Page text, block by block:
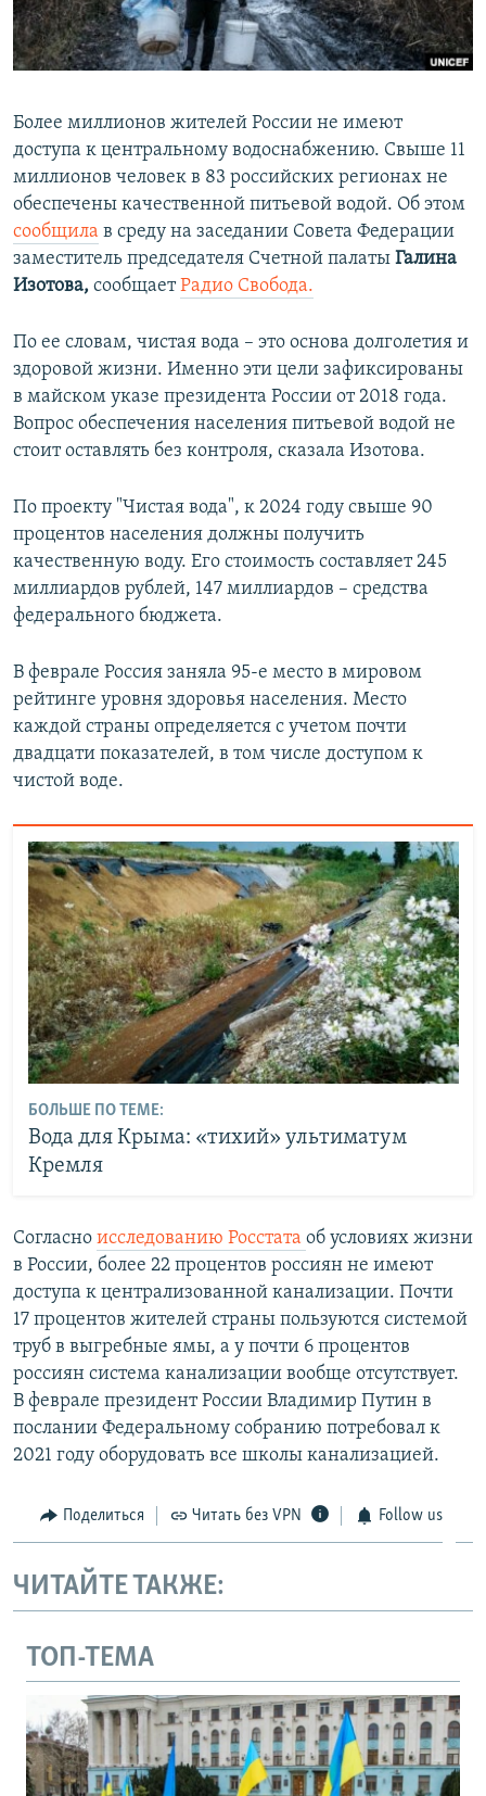
ПОБЕДИТЕЛЕЙ НЕ СУДЯТ?
КРЫМ.НЕПОКОРЕННЫЙ
ПРИСОЕДИНЯЙТЕСЬ!
Все сайты RFE/RL
Более миллионов жителей России не имеют
доступа к центральному водоснабжению. Свыше 11
миллионов человек в 83 российских регионах не
обеспечены качественной питьевой водой. Об этом
сообщила в среду на заседании Совета Федерации
заместитель председателя Счетной палаты Галина
Изотова, сообщаетРадио Свобода.
По ее словам, чистая вода – это основа долголетия и
здоровой жизни. Именно эти цели зафиксированы
в майском указе президента России от 2018 года.
Вопрос обеспечения населения питьевой водой не
стоит оставлять без контроля, сказала Изотова.
По проекту "Чистая вода", к 2024 году свыше 90
процентов населения должны получить
качественную воду. Его стоимость составляет 245
миллиардов рублей, 147 миллиардов – средства
федерального бюджета.
В феврале Россия заняла 95-е место в мировом
рейтинге уровня здоровья населения. Место
каждой страны определяется с учетом почти
двадцати показателей, в том числе доступом к
чистой воде.
БОЛЬШЕ ПО ТЕМЕ:
Вода для Крыма: «тихий» ультиматум
Кремля
Согласно исследованию Росстата об условиях жизни
в России, более 22 процентов россиян не имеют
доступа к централизованной канализации. Почти
17 процентов жителей страны пользуются системой
труб в выгребные ямы, а у почти 6 процентов
россиян система канализации вообще отсутствует.
В феврале президент России Владимир Путин в
послании Федеральному собранию потребовал к
2021 году оборудовать все школы канализацией.
Поделиться Читать без VPN Follow us
ЧИТАЙТЕ ТАКЖЕ:
ТОП-ТЕМА